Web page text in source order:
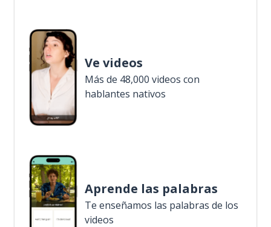
Ve videos
Más de 48,000 videos con
hablantes nativos
Aprende las palabras
Te enseñamos las palabras de los
videos